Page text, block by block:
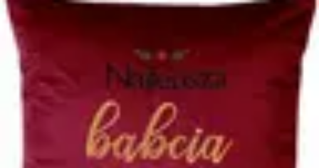
Sprzęt AGD Dom
Nowości AGD
Sprzęt AGD Dom